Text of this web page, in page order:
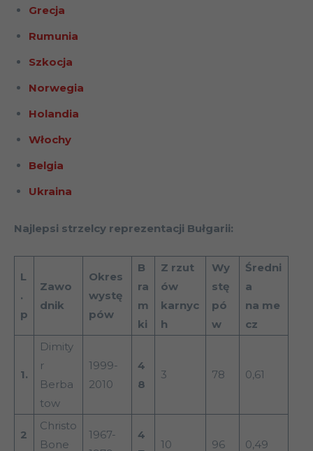
Grecja
Rumunia
Szkocja
Norwegia
Holandia
Włochy
Belgia
Ukraina
Najlepsi strzelcy reprezentacji Bułgarii:
L
.
p
Zawo
dnik
Okres
wystę
pów
B
ra
m
ki
Z rzut
ów
karnyc
h
Wy
stę
pó
w
Średni
a
na me
cz
1.
Dimity
r
Berba
tow
1999-
2010
4
8
3 78 0,61
2
Christo
Bone
1967-
4
10 96 0,49